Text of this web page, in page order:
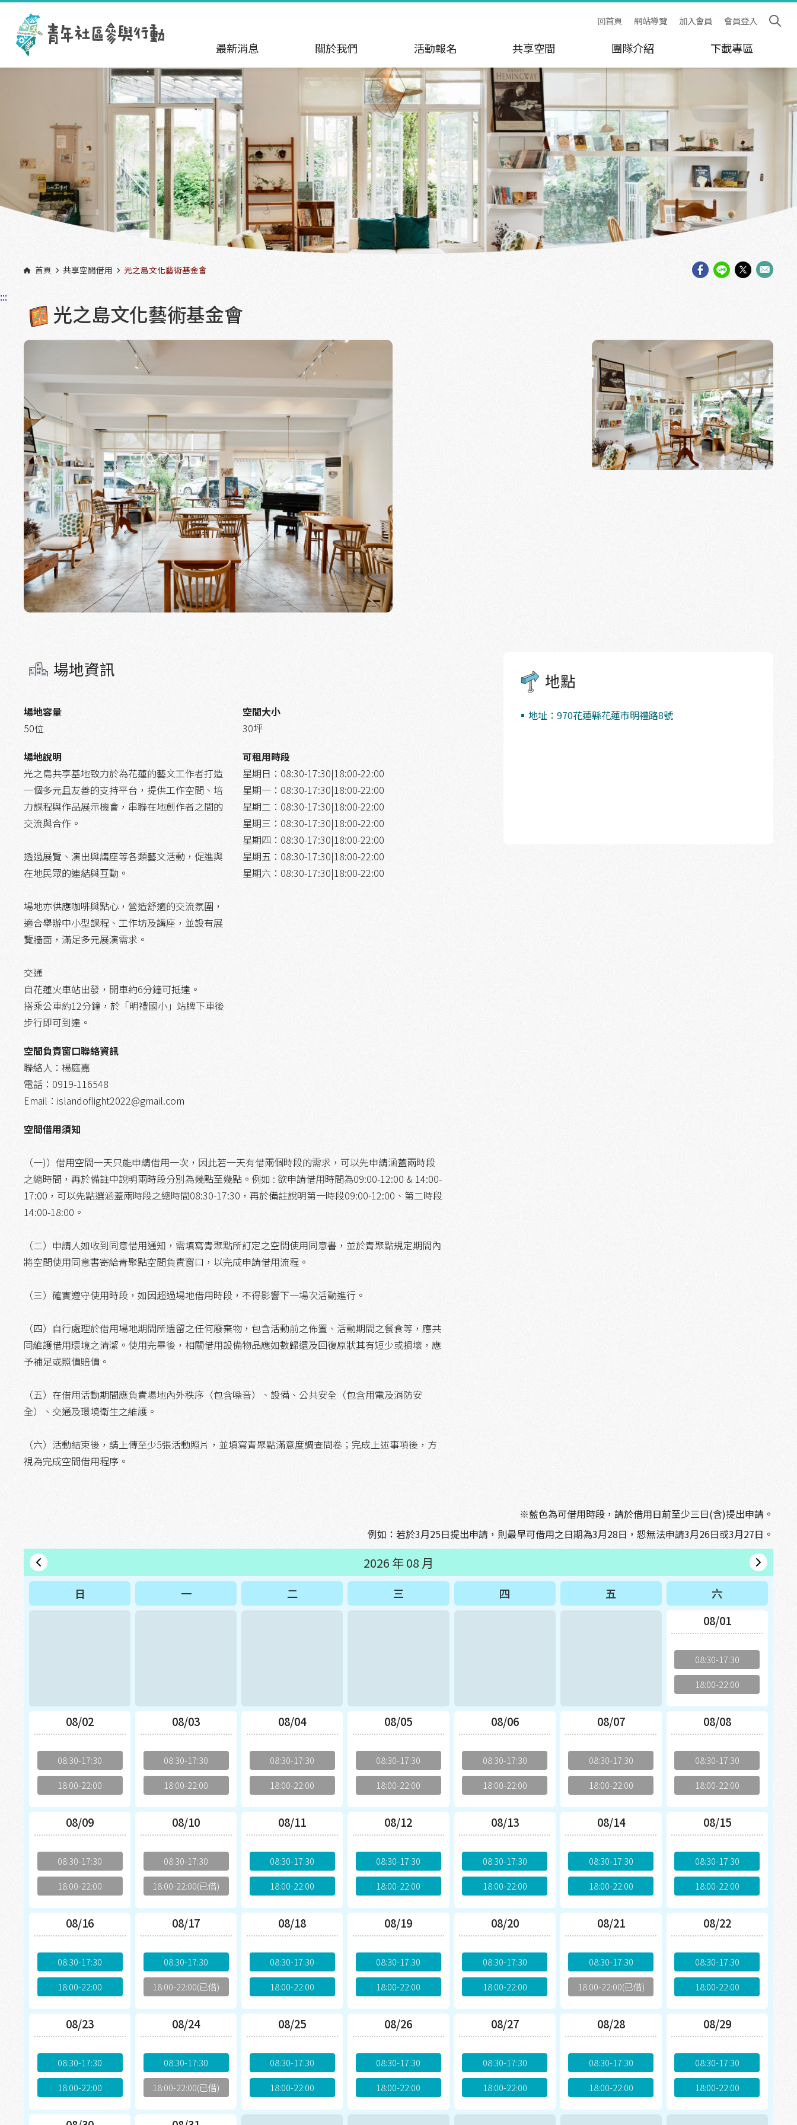
跳到主要內容區塊
回首頁 網站導覽 加入會員 會員登入
最新消息 關於我們 活動報名 共享空間 團隊介紹 下載專區
首頁 共享空間借用 光之島文化藝術基金會
:::
光之島文化藝術基金會
場地資訊
場地容量
50位
空間大小
30坪
場地說明
光之島共享基地致力於為花蓮的藝文工作者打造
一個多元且友善的支持平台，提供工作空間、培
力課程與作品展示機會，串聯在地創作者之間的
交流與合作。
透過展覽、演出與講座等各類藝文活動，促進與
在地民眾的連結與互動。
場地亦供應咖啡與點心，營造舒適的交流氛圍，
適合舉辦中小型課程、工作坊及講座，並設有展
覽牆面，滿足多元展演需求。
交通
自花蓮火車站出發，開車約6分鐘可抵達。
搭乘公車約12分鐘，於「明禮國小」站牌下車後
步行即可到達。
可租用時段
星期日：08:30-17:30|18:00-22:00
星期一：08:30-17:30|18:00-22:00
星期二：08:30-17:30|18:00-22:00
星期三：08:30-17:30|18:00-22:00
星期四：08:30-17:30|18:00-22:00
星期五：08:30-17:30|18:00-22:00
星期六：08:30-17:30|18:00-22:00
空間負責窗口聯絡資訊
聯絡人：楊庭嘉
電話：0919-116548
Email：islandoflight2022@gmail.com
空間借用須知
（一)）借用空間一天只能申請借用一次，因此若一天有借兩個時段的需求，可以先申請涵蓋兩時段
之總時間，再於備註中說明兩時段分別為幾點至幾點。例如 : 欲申請借用時間為09:00-12:00 & 14:00-
17:00，可以先點選涵蓋兩時段之總時間08:30-17:30，再於備註說明第一時段09:00-12:00、第二時段
14:00-18:00。
（二）申請人如收到同意借用通知，需填寫青聚點所訂定之空間使用同意書，並於青聚點規定期間內
將空間使用同意書寄給青聚點空間負責窗口，以完成申請借用流程。
（三）確實遵守使用時段，如因超過場地借用時段，不得影響下一場次活動進行。
（四）自行處理於借用場地期間所遺留之任何廢棄物，包含活動前之佈置、活動期間之餐食等，應共
同維護借用環境之清潔。使用完畢後，相關借用設備物品應如數歸還及回復原狀其有短少或損壞，應
予補足或照價賠價。
（五）在借用活動期間應負責場地內外秩序（包含噪音）、設備、公共安全（包含用電及消防安
全）、交通及環境衛生之維護。
（六）活動結束後，請上傳至少5張活動照片，並填寫青聚點滿意度調查問卷；完成上述事項後，方
視為完成空間借用程序。
地點
地址：970花蓮縣花蓮市明禮路8號
※藍色為可借用時段，請於借用日前至少三日(含)提出申請。
例如：若於3月25日提出申請，則最早可借用之日期為3月28日，恕無法申請3月26日或3月27日。
2026 年 08 月
日 一 二 三 四 五
六
08/01
08:30-17:30
18:00-22:00
08/02
08:30-17:30
18:00-22:00
08/03
08:30-17:30
18:00-22:00
08/04
08:30-17:30
18:00-22:00
08/05
08:30-17:30
18:00-22:00
08/06
08:30-17:30
18:00-22:00
08/07
08:30-17:30
18:00-22:00
08/08
08:30-17:30
18:00-22:00
08/09
08:30-17:30
18:00-22:00
08/10
08:30-17:30
18:00-22:00(已借)
08/11
08:30-17:30
18:00-22:00
08/12
08:30-17:30
18:00-22:00
08/13
08:30-17:30
18:00-22:00
08/14
08:30-17:30
18:00-22:00
08/15
08:30-17:30
18:00-22:00
08/16
08:30-17:30
18:00-22:00
08/17
08:30-17:30
18:00-22:00(已借)
08/18
08:30-17:30
18:00-22:00
08/19
08:30-17:30
18:00-22:00
08/20
08:30-17:30
18:00-22:00
08/21
08:30-17:30
18:00-22:00(已借)
08/22
08:30-17:30
18:00-22:00
08/23
08:30-17:30
18:00-22:00
08/24
08:30-17:30
18:00-22:00(已借)
08/25
08:30-17:30
18:00-22:00
08/26
08:30-17:30
18:00-22:00
08/27
08:30-17:30
18:00-22:00
08/28
08:30-17:30
18:00-22:00
08/29
08:30-17:30
18:00-22:00